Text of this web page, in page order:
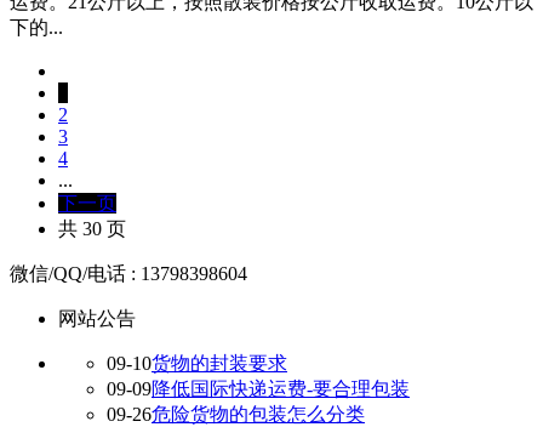
下的...
2
3
4
...
下一页
共 30 页
微信/QQ/电话 : 13798398604
网站公告
09-10货物的封装要求
09-09降低国际快递运费-要合理包装
09-26危险货物的包装怎么分类